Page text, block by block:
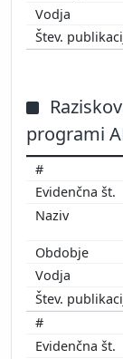
programi